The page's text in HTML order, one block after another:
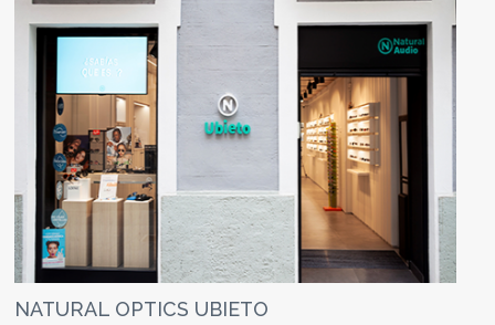
NATURAL OPTICS UBIETO